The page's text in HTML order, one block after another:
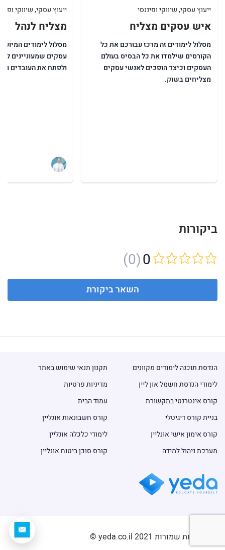
ייעוץ עסקי, שיווקי ופיננסי
איש עסקים מצליח
מסלול לימודים זה מרכז עבורכם את כל
הקורסים שילמדו את כל הבסיס בעולם
העסקים וכיצד הופכים לאנשי עסקים
מצליחים בשוק.
ייעוץ עסקי, שיווקי
מצליח לנהל
מסלול לימודים
עסקים שמעוניינים
ולפתח את העובדים
ביקורות
(0)0
השאר ביקורת
תקנון תנאי שימוש באתר
מדיניות פרטיות
עמוד הבית
הנדסת תוכנה לימודים מקוונים
לימודי הנדסת חשמל און ליין
קורס אינטרנטי בתקשורת
קורס חשבונאות אונליין
לימודי כלכלה אונליין
קורס סוכן ביטוח אונליין
בניית קורס דיגיטלי
קורס אימון אישי אונליין
מערכת ניהול למידה
כל הזכויות שמורות 2021 yeda.co.il ©